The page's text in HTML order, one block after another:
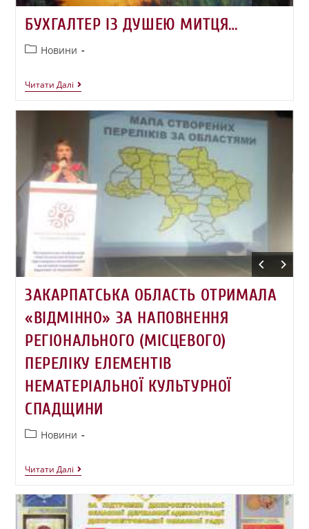
БУХГАЛТЕР ІЗ ДУШЕЮ МИТЦЯ…
Новини
Читати Далі
ЗАКАРПАТСЬКА ОБЛАСТЬ ОТРИМАЛА
«ВІДМІННО» ЗА НАПОВНЕННЯ
РЕГІОНАЛЬНОГО (МІСЦЕВОГО)
ПЕРЕЛІКУ ЕЛЕМЕНТІВ
НЕМАТЕРІАЛЬНОЇ КУЛЬТУРНОЇ
СПАДЩИНИ
Новини
Читати Далі